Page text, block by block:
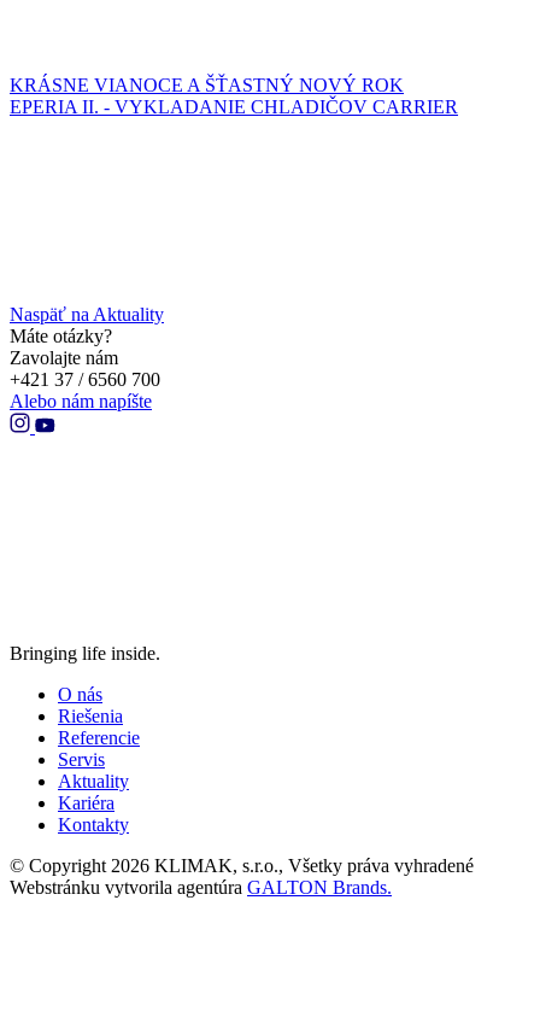
KRÁSNE VIANOCE A ŠŤASTNÝ NOVÝ ROK
EPERIA II. - VYKLADANIE CHLADIČOV CARRIER
Naspäť na Aktuality
Máte otázky?
Zavolajte nám
+421 37 / 6560 700
Alebo nám napíšte
Bringing life inside.
O nás
Riešenia
Referencie
Servis
Aktuality
Kariéra
Kontakty
© Copyright 2026 KLIMAK, s.r.o., Všetky práva vyhradené
Webstránku vytvorila agentúra GALTON Brands.